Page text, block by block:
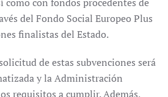
del Fondo Social Europeo Plus
finalistas del Estado.
de estas subvenciones será
y la Administración
requisitos a cumplir. Además,